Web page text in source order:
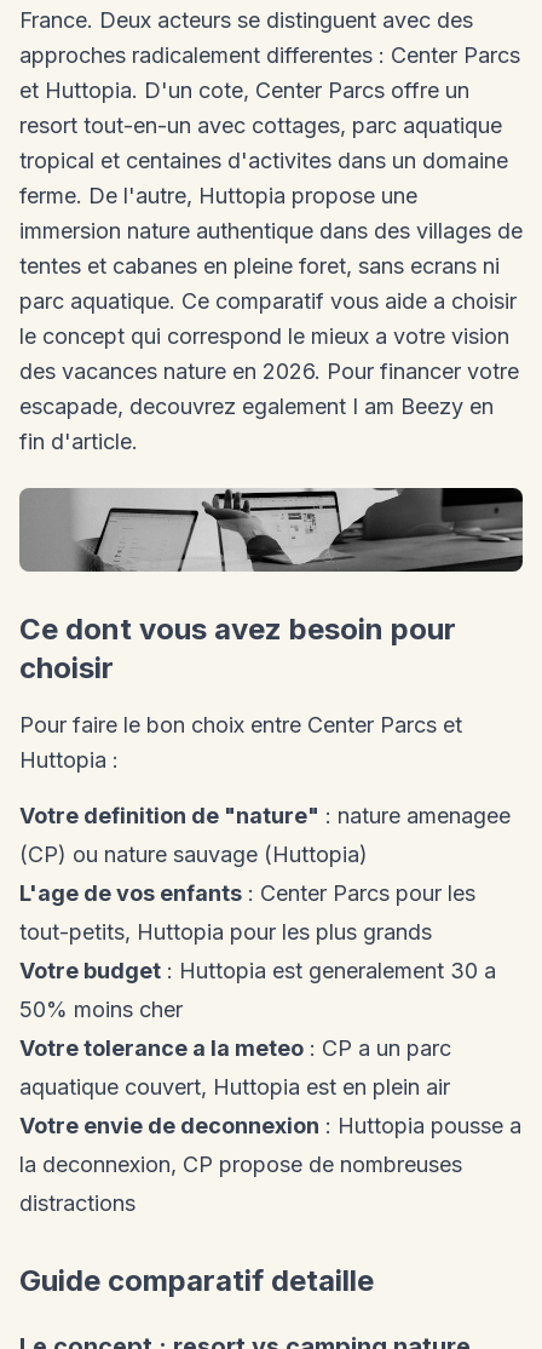
France. Deux acteurs se distinguent avec des
approches radicalement differentes : Center Parcs
et Huttopia. D'un cote, Center Parcs offre un
resort tout-en-un avec cottages, parc aquatique
tropical et centaines d'activites dans un domaine
ferme. De l'autre, Huttopia propose une
immersion nature authentique dans des villages de
tentes et cabanes en pleine foret, sans ecrans ni
parc aquatique. Ce comparatif vous aide a choisir
le concept qui correspond le mieux a votre vision
des vacances nature en 2026. Pour financer votre
escapade, decouvrez egalement I am Beezy en
fin d'article.
Ce dont vous avez besoin pour
choisir
Pour faire le bon choix entre Center Parcs et
Huttopia :
Votre definition de "nature" : nature amenagee
(CP) ou nature sauvage (Huttopia)
L'age de vos enfants : Center Parcs pour les
tout-petits, Huttopia pour les plus grands
Votre budget : Huttopia est generalement 30 a
50% moins cher
Votre tolerance a la meteo : CP a un parc
aquatique couvert, Huttopia est en plein air
Votre envie de deconnexion : Huttopia pousse a
la deconnexion, CP propose de nombreuses
distractions
Guide comparatif detaille